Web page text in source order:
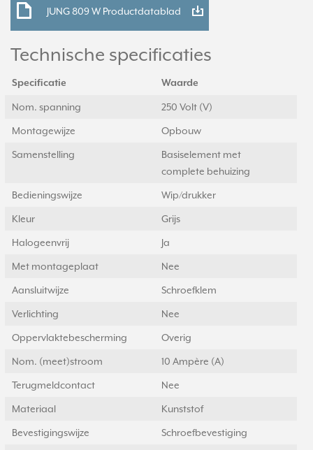
JUNG 809 W Productdatablad
Technische specificaties
Specificatie Waarde
Nom. spanning 250 Volt (V)
Montagewijze Opbouw
Samenstelling
Basiselement met
complete behuizing
Bedieningswijze Wip/drukker
Kleur Grijs
Halogeenvrij Ja
Met montageplaat Nee
Aansluitwijze Schroefklem
Verlichting Nee
Oppervlaktebescherming Overig
Nom. (meet)stroom 10 Ampère (A)
Terugmeldcontact Nee
Materiaal Kunststof
Bevestigingswijze Schroefbevestiging